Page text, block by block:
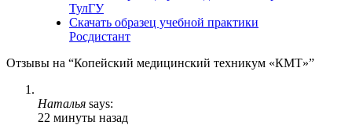
ТулГУ
Скачать образец учебной практики
Росдистант
Отзывы на “Копейский медицинский техникум «КМТ»”
Наталья says:
22 минуты назад